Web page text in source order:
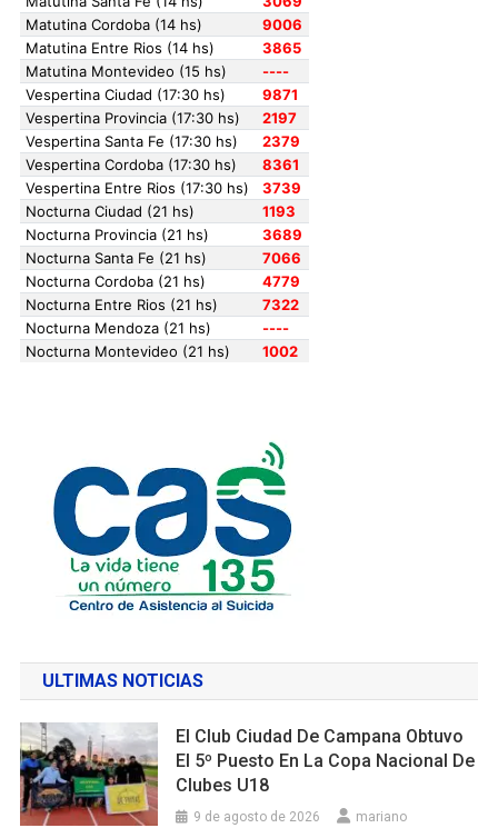
ULTIMAS NOTICIAS
El Club Ciudad De Campana Obtuvo
El 5º Puesto En La Copa Nacional De
Clubes U18
9 de agosto de 2026 mariano